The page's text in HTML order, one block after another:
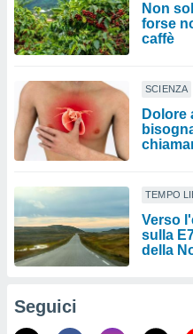
Non
forse
caffè
SCIENZA
Dolore
TEMPO
Verso
sulla
della
Seguici